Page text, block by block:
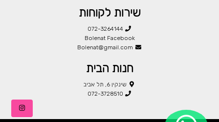
שירות לקוחות
072-3264144
Bolenat Facebook
Bolenat@gmail.com
חנות הבית
שינקין 6, תל אביב
072-3728510